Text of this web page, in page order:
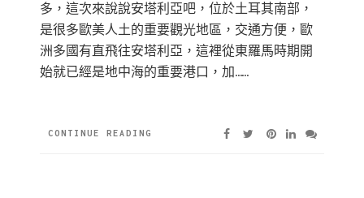
多，這次來說說安塔利亞吧，位於土耳其南部，
是很多歐美人土的重要觀光地區，交通方便，歐
洲多國有直飛往安塔利亞，這裡從東羅馬時期開
始就已經是地中海的重要港口，加……
CONTINUE READING